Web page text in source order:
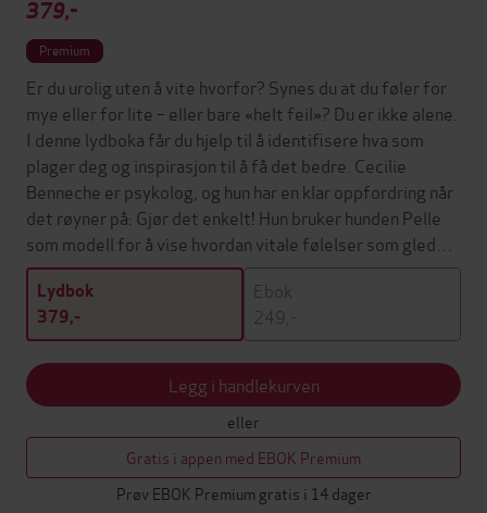
379,-
Premium
Er du urolig uten å vite hvorfor? Synes du at du føler for
mye eller for lite – eller bare «helt feil»? Du er ikke alene.
I denne lydboka får du hjelp til å identifisere hva som
plager deg og inspirasjon til å få det bedre. Cecilie
Benneche er psykolog, og hun har en klar oppfordring når
det røyner på: Gjør det enkelt! Hun bruker hunden Pelle
som modell for å vise hvordan vitale følelser som gled…
Lydbok
379,-
Ebok
249,-
Legg i handlekurven
eller
Gratis i appen med EBOK Premium
Prøv EBOK Premium gratis i 14 dager